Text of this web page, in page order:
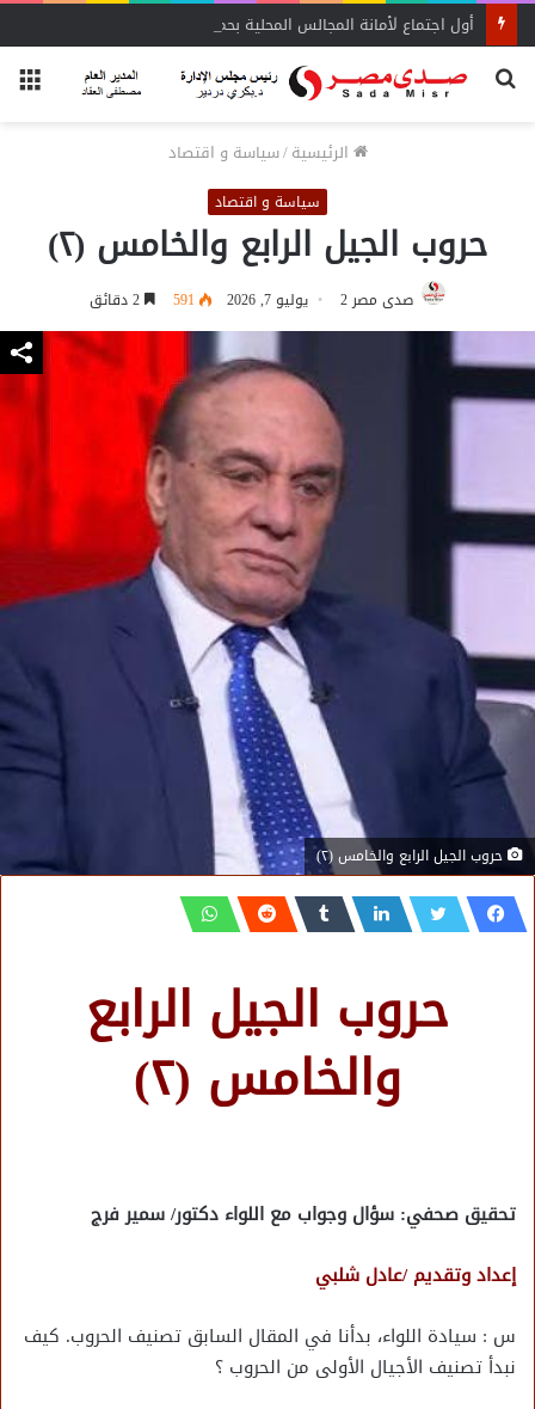
بحث
الرئيسية/سياسة و اقتصاد
سياسة و اقتصاد
حروب الجيل الرابع والخامس (٢)
صدى مصر 2 يوليو 7, 2026 591
حروب الجيل الرابع والخامس (٢)
حروب الجيل الرابع
والخامس (٢)
تحقيق صحفي: سؤال وجواب مع اللواء دكتور/ سمير فرج
إعداد وتقديم /عادل شلبي
س : سيادة اللواء، بدأنا في المقال السابق تصنيف الحروب. كيف
نبدأ تصنيف الأجيال الأولى من الحروب ؟